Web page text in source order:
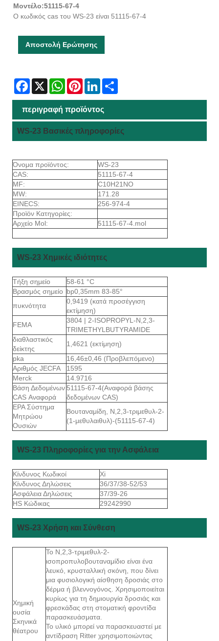
Μοντέλο:51115-67-4
Ο κωδικός cas του WS-23 είναι 51115-67-4
Αποστολή Ερώτησης
Facebook
X WhatsAppPinterestLinkedIn
περιγραφή προϊόντος
WS-23 Βασικές πληροφορίες
Όνομα προϊόντος:
WS-23
CAS:
51115-67-4
MF:
C10H21NO
MW:
171.28
EINECS:
256-974-4
Προϊόν Κατηγορίες:
Αρχείο Mol:
51115-67-4.mol
WS-23 Χημικές ιδιότητες
Τήξη σημείο
58-61 °C
Βρασμός σημείο bp0,35mm 83-85°
πυκνότητα
0,9419 (κατά προσέγγιση
εκτίμηση)
FEMA
3804 | 2-ISOPROPYL-N,2,3-
TRIMETHYLBUTYRAMIDE
διαθλαστικός
δείκτης
1,4621 (εκτίμηση)
pka
16,46±0,46 (Προβλεπόμενο)
Αριθμός JECFA
1595
Merck
14.9716
Βάση Δεδομένων
CAS Αναφορά
51115-67-4(Αναφορά βάσης
δεδομένων CAS)
EPA Σύστημα
Μητρώου
Ουσιών
Βουταναμίδη, Ν,2,3-τριμεθυλ-2-
(1-μεθυλαιθυλ)-(51115-67-4)
WS-23 Πληροφορίες για την Ασφάλεια
Κίνδυνος Κωδικοί
Xi
Κίνδυνος Δηλώσεις
36/37/38-52/53
Ασφάλεια Δηλώσεις
37/39-26
HS Κώδικας
29242990
WS-23 Χρήση και Σύνθεση
Χημική
ουσία
Σκηνικά
θέατρου
Το Ν,2,3-τριμεθυλ-2-
ισοπροπυλοβουταναμίδιο είναι ένα
λευκό, κρυσταλλική σκόνη, που δίνει
μια φυσιολογική αίσθηση δροσιάς στο
δέρμα ή βλεννογόνος. Χρησιμοποιείται
κυρίως για τη δημιουργία δροσιάς και
φρεσκάδας στη στοματική φροντίδα
παρασκευάσματα.
Το υλικό μπορεί να παρασκευαστεί με
αντίδραση Ritter χρησιμοποιώντας